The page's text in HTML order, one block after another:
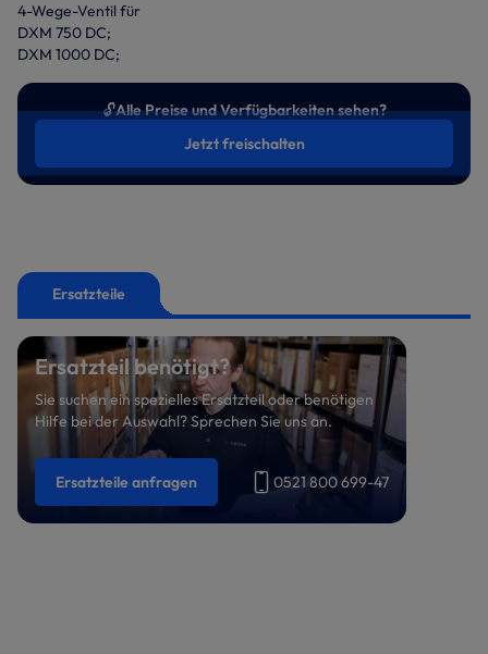
4-Wege-Ventil für
DXM 750 DC;
DXM 1000 DC;
🔓Alle Preise und Verfügbarkeiten sehen?
Jetzt freischalten
Ersatzteile
Ersatzteil benötigt?
Sie suchen ein spezielles Ersatzteil oder benötigen
Hilfe bei der Auswahl? Sprechen Sie uns an.
Ersatzteile anfragen 0521 800 699-47